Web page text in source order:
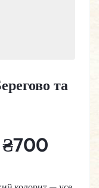
та
₴700